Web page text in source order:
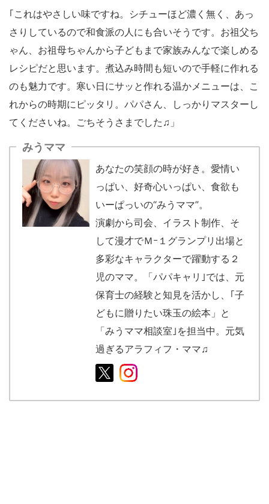
｢これはやさしい味ですね。シチューほど濃く無く、あっ
さりしているので和食派の人にも合いそうです。お祖父ち
ゃん、お祖母ちゃんから子どもまで家族みんなで楽しめる
レシピだと思います。煮込み時間も短いので手軽に作れる
のも魅力です。寒い日にサッと作れる温かメニューは、こ
れからの時期にピッタリ。パパさん、しっかりマスターし
てくださいね。ごちそうさまでした♫」
みうママ
あなたの笑顔の時が好き。愛情い
っぱい、好奇心いっぱい、食欲も
いーぱっいの“みうママ”。
演劇から司会、イラスト制作、そ
して漫才でＭｰ１グランプリ出場と
多彩なキャラクターで躍動する２
児のママ。「パパキャリ｣では、元
保育士の経験と知見を活かし、｢子
どもに贈りたい珠玉の絵本」と
「みうママ相談室｣を担当中。元気
過ぎるアラフィフ・ママ♫